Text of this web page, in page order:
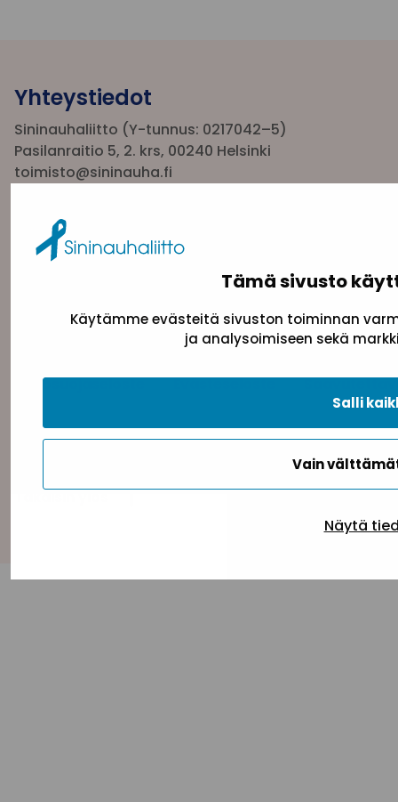
Tämä sivusto
Käytämme evästeitä sivuston toiminnan
ja analysoimiseen sekä
Vain
Salli
Näytä
Yhteystiedot
Sininauhaliitto (Y-tunnus: 0217042–5)
Pasilanraitio 5, 2. krs, 00240 Helsinki
toimisto@sininauha.fi
Tietosuojaseloste Evästeseloste